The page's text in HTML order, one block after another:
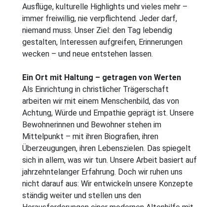
Ausflüge, kulturelle Highlights und vieles mehr –
immer freiwillig, nie verpflichtend. Jeder darf,
niemand muss. Unser Ziel: den Tag lebendig
gestalten, Interessen aufgreifen, Erinnerungen
wecken – und neue entstehen lassen.
Ein Ort mit Haltung – getragen von Werten
Als Einrichtung in christlicher Trägerschaft
arbeiten wir mit einem Menschenbild, das von
Achtung, Würde und Empathie geprägt ist. Unsere
Bewohnerinnen und Bewohner stehen im
Mittelpunkt – mit ihren Biografien, ihren
Überzeugungen, ihren Lebenszielen. Das spiegelt
sich in allem, was wir tun. Unsere Arbeit basiert auf
jahrzehntelanger Erfahrung. Doch wir ruhen uns
nicht darauf aus: Wir entwickeln unsere Konzepte
ständig weiter und stellen uns den